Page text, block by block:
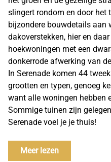
slingert rondom en door het
bijzondere bouwdetails aan
dakoverstekken, hier en
hoekwoningen met een
donkerrode afwerking van
In Serenade komen 44
grootten en typen, genoeg
want alle woningen hebben
Sommige tuinen zijn
Serenade voel je je thuis!
Meer lezen